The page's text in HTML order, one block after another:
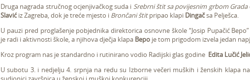
Druga nagrada stručnog ocjenjivačkog suda i Srebrni štit sa povijesnim grbom Grada
Slavićiz Zagreba, dok je treće mjesto i Brončani štitpripao klapi Dingačsa Pelješca.
U pauzi pred proglašenje pobjednika direktorica osnovne škole “Josip Pupačić
je radi i aktivnosti škole, a njihova dječja klapa Bepo je tom prigodom izvela jedan
Kroz program nas je standardno i rutinirano vodio Radijski glas godine Edita Lučić
U subotu 3. i nedjelju 4. srpnja na redu su Izborne večeri muških i ženskih klapa